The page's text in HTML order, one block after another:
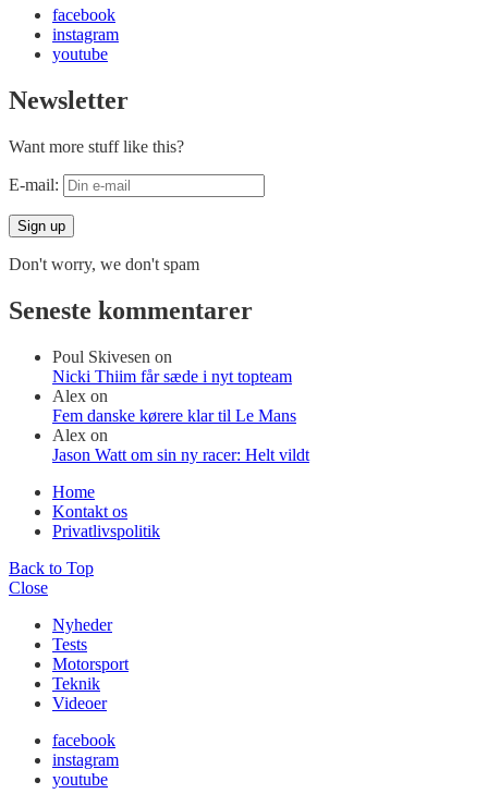
facebook
instagram
youtube
Newsletter
Want more stuff like this?
E-mail:
Don't worry, we don't spam
Seneste kommentarer
Poul Skivesen on
Nicki Thiim får sæde i nyt topteam
Alex on
Fem danske kørere klar til Le Mans
Alex on
Jason Watt om sin ny racer: Helt vildt
Home
Kontakt os
Privatlivspolitik
Back to Top
Close
Nyheder
Tests
Motorsport
Teknik
Videoer
facebook
instagram
youtube